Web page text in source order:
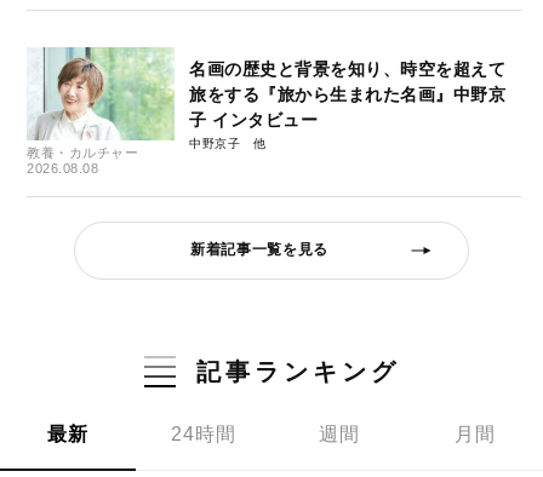
教養・カルチャー
2026.08.08
名画の歴史と背景を知り、時空を超えて
旅をする『旅から生まれた名画』中野京
子 インタビュー
中野京子
新着記事一覧を見る
記事ランキング
最新 24時間 週間 月間